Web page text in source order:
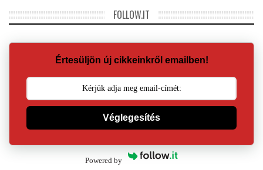
FOLLOW.IT
Értesüljön új cikkeinkről emailben!
Véglegesítés
Powered by